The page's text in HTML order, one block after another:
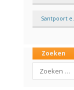
Santpoort
Zoeken
Search